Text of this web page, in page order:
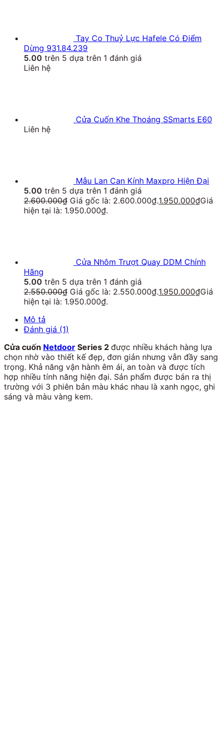
Tay Co Thuỷ Lực Hafele Có Điểm
Dừng 931.84.239
5.00 trên 5 dựa trên 1 đánh giá
Liên hệ
Cửa Cuốn Khe Thoáng SSmarts E60
Liên hệ
Mẫu Lan Can Kính Maxpro Hiện Đại
5.00 trên 5 dựa trên 1 đánh giá
2.600.000₫ Giá gốc là: 2.600.000₫.1.950.000₫Giá
hiện tại là: 1.950.000₫.
Cửa Nhôm Trượt Quay DDM Chính
Hãng
5.00 trên 5 dựa trên 1 đánh giá
2.550.000₫ Giá gốc là: 2.550.000₫.1.950.000₫Giá
hiện tại là: 1.950.000₫.
Mô tả
Đánh giá (1)
Cửa cuốn Netdoor Series 2 được nhiều khách hàng lựa
chọn nhờ vào thiết kế đẹp, đơn giản nhưng vẫn đầy sang
trọng. Khả năng vận hành êm ái, an toàn và được tích
hợp nhiều tính năng hiện đại. Sản phẩm được bán ra thị
trường với 3 phiên bản màu khác nhau là xanh ngọc, ghi
sáng và màu vàng kem.